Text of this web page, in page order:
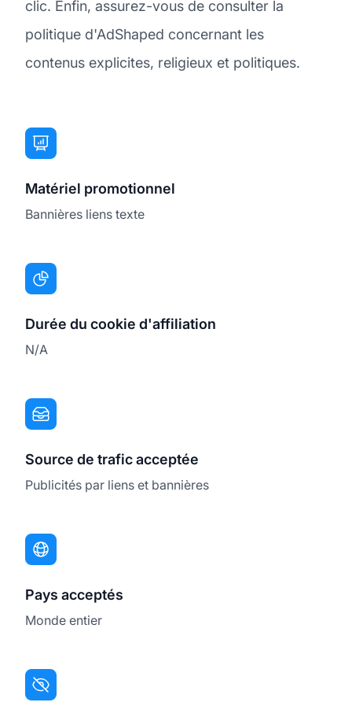
clic. Enfin, assurez-vous de consulter la
politique d'AdShaped concernant les
contenus explicites, religieux et politiques.
Matériel promotionnel
Bannières liens texte
Durée du cookie d'affiliation
N/A
Source de trafic acceptée
Publicités par liens et bannières
Pays acceptés
Monde entier